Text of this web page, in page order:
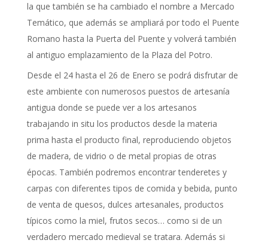
la que también se ha cambiado el nombre a Mercado
Temático, que además se ampliará por todo el Puente
Romano hasta la Puerta del Puente y volverá también
al antiguo emplazamiento de la Plaza del Potro.
Desde el 24 hasta el 26 de Enero se podrá disfrutar de
este ambiente con numerosos puestos de artesanía
antigua donde se puede ver a los artesanos
trabajando in situ los productos desde la materia
prima hasta el producto final, reproduciendo objetos
de madera, de vidrio o de metal propias de otras
épocas. También podremos encontrar tenderetes y
carpas con diferentes tipos de comida y bebida, punto
de venta de quesos, dulces artesanales, productos
típicos como la miel, frutos secos… como si de un
verdadero mercado medieval se tratara. Además si